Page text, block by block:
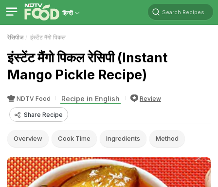
हिन्दी Search Recipes
रेसिपीज इंस्टेंट मैंगो पिकल
इंस्टेंट मैंगो पिकल रेसिपी (Instant
Mango Pickle Recipe)
NDTV Food Recipe in English Review
Share Recipe
Overview Cook Time Ingredients Method